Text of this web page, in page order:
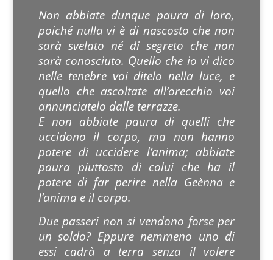
Non abbiate dunque paura di loro,
poiché nulla vi è di nascosto che non
sarà svelato né di segreto che non
sarà conosciuto. Quello che io vi dico
nelle tenebre voi ditelo nella luce, e
quello che ascoltate all’orecchio voi
annunciatelo dalle terrazze.
E non abbiate paura di quelli che
uccidono il corpo, ma non hanno
potere di uccidere l’anima; abbiate
paura piuttosto di colui che ha il
potere di far perire nella Geènna e
l’anima e il corpo.
Due passeri non si vendono forse per
un soldo? Eppure nemmeno uno di
essi cadrà a terra senza il volere